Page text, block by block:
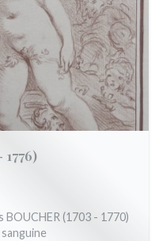
1776)
(1703 - 1770)